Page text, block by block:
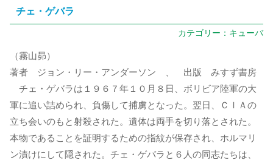
チェ・ゲバラ
カテゴリー： キューバ
（霧山昴）
著者 ジョン・リー・アンダーソン 、 出版 みすず書房
チェ・ゲバラは１９６７年１０月８日、ボリビア陸軍の大
軍に追い詰められ、負傷して捕虜となった。翌日、ＣＩＡの
立ち会いのもと射殺された。遺体は両手を切り落とされた。
本物であることを証明するための指紋が保存され、ホルマリ
ン漬けにして隠された。チェ・ゲバラと６人の同志たちは、